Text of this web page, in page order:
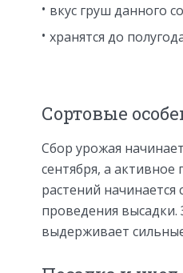
вкус груш данного
хранятся до
Сортовые
Сбор урожая
сентября, а
растений начинается
проведения высадки.
выдерживает